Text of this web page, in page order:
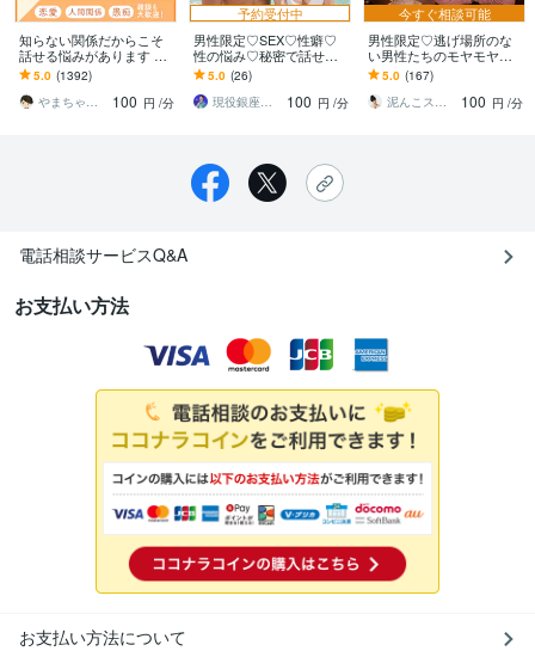
知らない関係だからこそ
話せる悩みがあります ほ
んわか癒し系。雑談も歓
迎。どんな話でも心に寄
り添います。
5.0 (1392)
やまちゃん_yamachan
100 円 /分
予約受付中
男性限定♡SEX♡性癖♡
性の悩み♡秘密で話せま
す ♡現役銀座ホステス♡
と性の話をしませんか？
5.0 (26)
現役銀座ホステス【ミータン】人生相談
100 円 /分
今すぐ相談可能
男性限定♡逃げ場所のな
い男性たちのモヤモヤ聞
きます 昭和の元バレーボ
ーラーが愚痴・悩み・雑
談のお相手します☾*
5.0 (167)
泥んこスピリチュアル♡麻弥（まや）
100 円 /分
電話相談サービスQ&A
お支払い方法
お支払い方法について